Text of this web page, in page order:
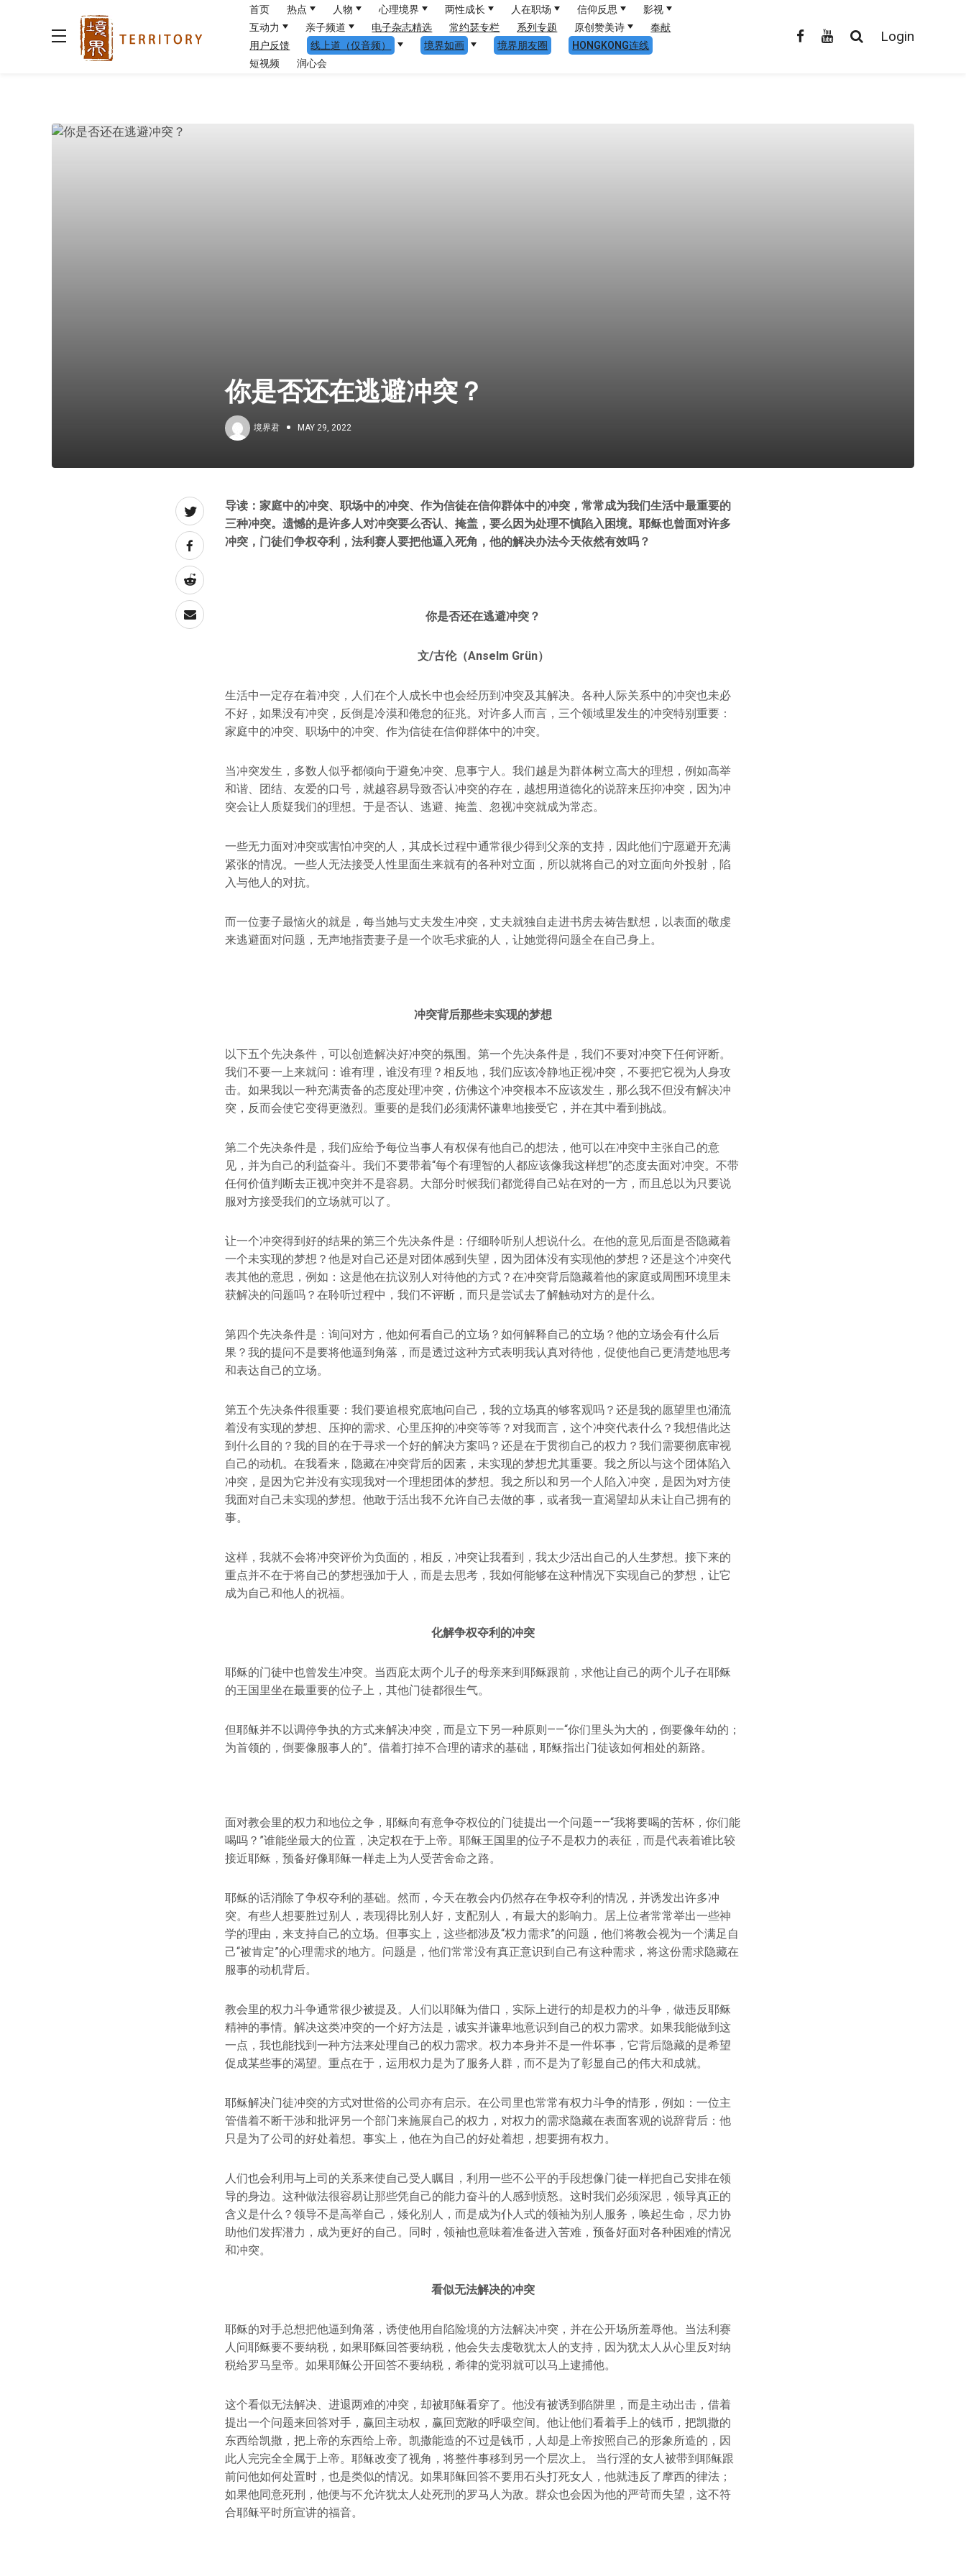
首页 热点 人物 心理境界 两性成长 人在职场 信仰反思
影视
互动力
亲子频道 电子杂志精选 常约瑟专栏 系列专题 原创赞美诗
奉献
用户反馈
线上道（仅音频） 境界如画 境界朋友圈
HONGKONG连线
短视频
润心会
Login
你是否还在逃避冲突？
境界君 MAY 29, 2022
导读：家庭中的冲突、职场中的冲突、作为信徒在信仰群体中的冲突，常常成为我们生活中最重要的
三种冲突。遗憾的是许多人对冲突要么否认、掩盖，要么因为处理不慎陷入困境。耶稣也曾面对许多
冲突，门徒们争权夺利，法利赛人要把他逼入死角，他的解决办法今天依然有效吗？
你是否还在逃避冲突？
文/古伦（Anselm Grün）
生活中一定存在着冲突，人们在个人成长中也会经历到冲突及其解决。各种人际关系中的冲突也未必
不好，如果没有冲突，反倒是冷漠和倦怠的征兆。对许多人而言，三个领域里发生的冲突特别重要：
家庭中的冲突、职场中的冲突、作为信徒在信仰群体中的冲突。
当冲突发生，多数人似乎都倾向于避免冲突、息事宁人。我们越是为群体树立高大的理想，例如高举
和谐、团结、友爱的口号，就越容易导致否认冲突的存在，越想用道德化的说辞来压抑冲突，因为冲
突会让人质疑我们的理想。于是否认、逃避、掩盖、忽视冲突就成为常态。
一些无力面对冲突或害怕冲突的人，其成长过程中通常很少得到父亲的支持，因此他们宁愿避开充满
紧张的情况。一些人无法接受人性里面生来就有的各种对立面，所以就将自己的对立面向外投射，陷
入与他人的对抗。
而一位妻子最恼火的就是，每当她与丈夫发生冲突，丈夫就独自走进书房去祷告默想，以表面的敬虔
来逃避面对问题，无声地指责妻子是一个吹毛求疵的人，让她觉得问题全在自己身上。
冲突背后那些未实现的梦想
以下五个先决条件，可以创造解决好冲突的氛围。第一个先决条件是，我们不要对冲突下任何评断。
我们不要一上来就问：谁有理，谁没有理？相反地，我们应该冷静地正视冲突，不要把它视为人身攻
击。如果我以一种充满责备的态度处理冲突，仿佛这个冲突根本不应该发生，那么我不但没有解决冲
突，反而会使它变得更激烈。重要的是我们必须满怀谦卑地接受它，并在其中看到挑战。
第二个先决条件是，我们应给予每位当事人有权保有他自己的想法，他可以在冲突中主张自己的意
见，并为自己的利益奋斗。我们不要带着“每个有理智的人都应该像我这样想”的态度去面对冲突。不带
任何价值判断去正视冲突并不是容易。大部分时候我们都觉得自己站在对的一方，而且总以为只要说
服对方接受我们的立场就可以了。
让一个冲突得到好的结果的第三个先决条件是：仔细聆听别人想说什么。在他的意见后面是否隐藏着
一个未实现的梦想？他是对自己还是对团体感到失望，因为团体没有实现他的梦想？还是这个冲突代
表其他的意思，例如：这是他在抗议别人对待他的方式？在冲突背后隐藏着他的家庭或周围环境里未
获解决的问题吗？在聆听过程中，我们不评断，而只是尝试去了解触动对方的是什么。
第四个先决条件是：询问对方，他如何看自己的立场？如何解释自己的立场？他的立场会有什么后
果？我的提问不是要将他逼到角落，而是透过这种方式表明我认真对待他，促使他自己更清楚地思考
和表达自己的立场。
第五个先决条件很重要：我们要追根究底地问自己，我的立场真的够客观吗？还是我的愿望里也涌流
着没有实现的梦想、压抑的需求、心里压抑的冲突等等？对我而言，这个冲突代表什么？我想借此达
到什么目的？我的目的在于寻求一个好的解决方案吗？还是在于贯彻自己的权力？我们需要彻底审视
自己的动机。在我看来，隐藏在冲突背后的因素，未实现的梦想尤其重要。我之所以与这个团体陷入
冲突，是因为它并没有实现我对一个理想团体的梦想。我之所以和另一个人陷入冲突，是因为对方使
我面对自己未实现的梦想。他敢于活出我不允许自己去做的事，或者我一直渴望却从未让自己拥有的
事。
这样，我就不会将冲突评价为负面的，相反，冲突让我看到，我太少活出自己的人生梦想。接下来的
重点并不在于将自己的梦想强加于人，而是去思考，我如何能够在这种情况下实现自己的梦想，让它
成为自己和他人的祝福。
化解争权夺利的冲突
耶稣的门徒中也曾发生冲突。当西庇太两个儿子的母亲来到耶稣跟前，求他让自己的两个儿子在耶稣
的王国里坐在最重要的位子上，其他门徒都很生气。
但耶稣并不以调停争执的方式来解决冲突，而是立下另一种原则——“你们里头为大的，倒要像年幼的；
为首领的，倒要像服事人的”。借着打掉不合理的请求的基础，耶稣指出门徒该如何相处的新路。
面对教会里的权力和地位之争，耶稣向有意争夺权位的门徒提出一个问题——“我将要喝的苦杯，你们能
喝吗？”谁能坐最大的位置，决定权在于上帝。耶稣王国里的位子不是权力的表征，而是代表着谁比较
接近耶稣，预备好像耶稣一样走上为人受苦舍命之路。
耶稣的话消除了争权夺利的基础。然而，今天在教会内仍然存在争权夺利的情况，并诱发出许多冲
突。有些人想要胜过别人，表现得比别人好，支配别人，有最大的影响力。居上位者常常举出一些神
学的理由，来支持自己的立场。但事实上，这些都涉及“权力需求”的问题，他们将教会视为一个满足自
己“被肯定”的心理需求的地方。问题是，他们常常没有真正意识到自己有这种需求，将这份需求隐藏在
服事的动机背后。
教会里的权力斗争通常很少被提及。人们以耶稣为借口，实际上进行的却是权力的斗争，做违反耶稣
精神的事情。解决这类冲突的一个好方法是，诚实并谦卑地意识到自己的权力需求。如果我能做到这
一点，我也能找到一种方法来处理自己的权力需求。权力本身并不是一件坏事，它背后隐藏的是希望
促成某些事的渴望。重点在于，运用权力是为了服务人群，而不是为了彰显自己的伟大和成就。
耶稣解决门徒冲突的方式对世俗的公司亦有启示。在公司里也常常有权力斗争的情形，例如：一位主
管借着不断干涉和批评另一个部门来施展自己的权力，对权力的需求隐藏在表面客观的说辞背后：他
只是为了公司的好处着想。事实上，他在为自己的好处着想，想要拥有权力。
人们也会利用与上司的关系来使自己受人瞩目，利用一些不公平的手段想像门徒一样把自己安排在领
导的身边。这种做法很容易让那些凭自己的能力奋斗的人感到愤怒。这时我们必须深思，领导真正的
含义是什么？领导不是高举自己，矮化别人，而是成为仆人式的领袖为别人服务，唤起生命，尽力协
助他们发挥潜力，成为更好的自己。同时，领袖也意味着准备进入苦难，预备好面对各种困难的情况
和冲突。
看似无法解决的冲突
耶稣的对手总想把他逼到角落，诱使他用自陷险境的方法解决冲突，并在公开场所羞辱他。当法利赛
人问耶稣要不要纳税，如果耶稣回答要纳税，他会失去虔敬犹太人的支持，因为犹太人从心里反对纳
税给罗马皇帝。如果耶稣公开回答不要纳税，希律的党羽就可以马上逮捕他。
这个看似无法解决、进退两难的冲突，却被耶稣看穿了。他没有被诱到陷阱里，而是主动出击，借着
提出一个问题来回答对手，赢回主动权，赢回宽敞的呼吸空间。他让他们看着手上的钱币，把凯撒的
东西给凯撒，把上帝的东西给上帝。凯撒能造的不过是钱币，人却是上帝按照自己的形象所造的，因
此人完完全全属于上帝。耶稣改变了视角，将整件事移到另一个层次上。 当行淫的女人被带到耶稣跟
前问他如何处置时，也是类似的情况。如果耶稣回答不要用石头打死女人，他就违反了摩西的律法；
如果他同意死刑，他便与不允许犹太人处死刑的罗马人为敌。群众也会因为他的严苛而失望，这不符
合耶稣平时所宣讲的福音。